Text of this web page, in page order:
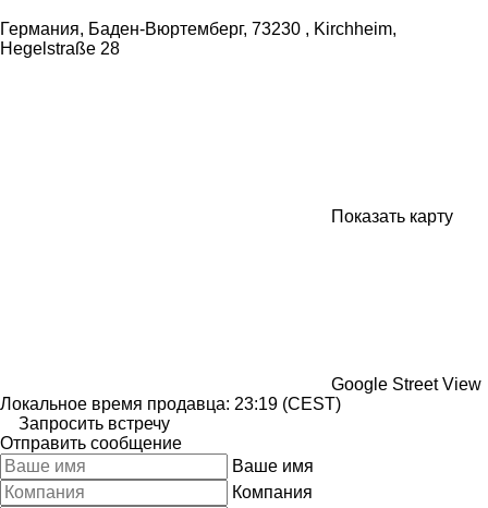
Германия, Баден-Вюртемберг, 73230 , Kirchheim,
Hegelstraße 28
Показать карту
Google Street View
Локальное время продавца: 23:19 (CEST)
Запросить встречу
Отправить сообщение
Ваше имя
Компания